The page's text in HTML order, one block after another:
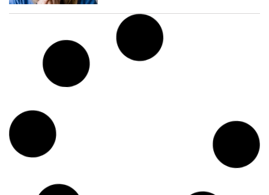
Nieuwe afspraken moeten
toegang tot zakelijke
betaalrekening verbeteren
december 20, 2025
FMN Podcast: ‘boeien, bouwen